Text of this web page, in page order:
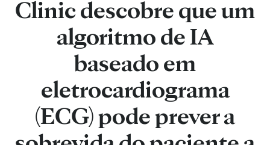
Clinic descobre que um
algoritmo de IA
baseado em
eletrocardiograma
(ECG) pode prever a